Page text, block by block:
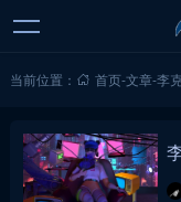
当前位置： 首页-文章-李